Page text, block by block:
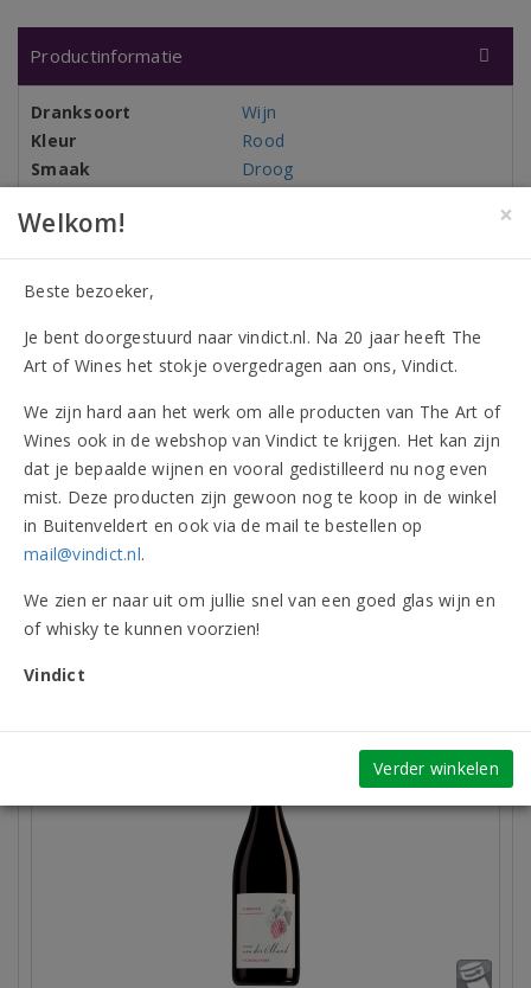
Productinformatie
Dranksoort
Wijn
Kleur
Rood
Smaak
Droog
Herkomstgebied
Producent
Weingut Jürgen von der Mark
Oogstjaar
Flesinhoud
750 ml
Alcohol
13,50%
Druivenrassen
100% Pinot Noir
Allergenen
Bevat sulfieten
Onderscheidingen (2)
Beoordelingen
Vergelijkbare artikelen
×
Welkom!
Beste bezoeker,
Je bent doorgestuurd naar vindict.nl. Na 20 jaar heeft The
Art of Wines het stokje overgedragen aan ons, Vindict.
We zijn hard aan het werk om alle producten van The Art of
Wines ook in de webshop van Vindict te krijgen. Het kan zijn
dat je bepaalde wijnen en vooral gedistilleerd nu nog even
mist. Deze producten zijn gewoon nog te koop in de winkel
in Buitenveldert en ook via de mail te bestellen op
mail@vindict.nl.
We zien er naar uit om jullie snel van een goed glas wijn en
of whisky te kunnen voorzien!
Vindict
Verder winkelen